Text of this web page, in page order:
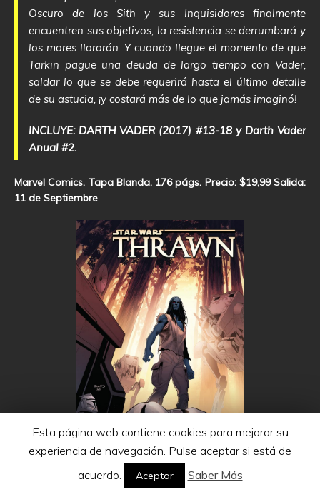
Oscuro de los Sith y sus Inquisidores finalmente
encuentren sus objetivos, la resistencia se derrumbará y
los mares llorarán. Y cuando llegue el momento de que
Tarkin pague una deuda de largo tiempo con Vader,
saldar lo que se debe requerirá hasta el último detalle
de su astucia, ¡y costará más de lo que jamás imaginó!
INCLUYE: DARTH VADER (2017) #13-18 y Darth Vader
Anual #2.
Marvel Comics. Tapa Blanda. 176 págs. Precio: $19,99 Salida:
11 de Septiembre
Esta página web contiene cookies para mejorar su
experiencia de navegación. Pulse aceptar si está de
acuerdo.
Aceptar Saber Más